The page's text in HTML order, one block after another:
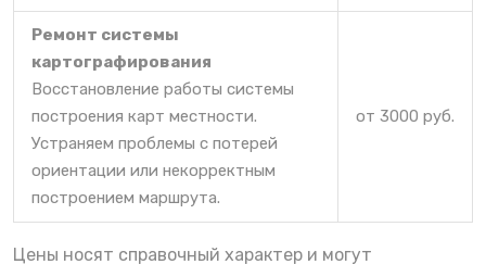
Ремонт системы
картографирования
Восстановление работы системы
построения карт местности.
Устраняем проблемы с потерей
ориентации или некорректным
построением маршрута.
от 3000 руб.
Цены носят справочный характер и могут